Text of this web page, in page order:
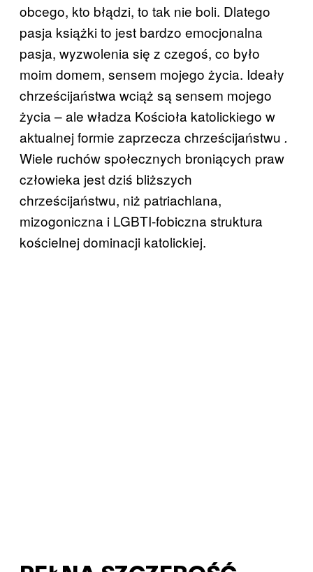
obcego, kto błądzi, to tak nie boli. Dlatego
pasja książki to jest bardzo emocjonalna
pasja, wyzwolenia się z czegoś, co było
moim domem, sensem mojego życia. Ideały
chrześcijaństwa wciąż są sensem mojego
życia – ale władza Kościoła katolickiego w
aktualnej formie zaprzecza chrześcijaństwu .
Wiele ruchów społecznych broniących praw
człowieka jest dziś bliższych
chrześcijaństwu, niż patriachlana,
mizogoniczna i LGBTI-fobiczna struktura
kościelnej dominacji katolickiej.